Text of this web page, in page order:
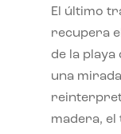
El último
recupera
de la playa
una
madera, el